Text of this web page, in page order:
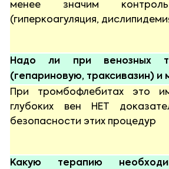
менее значим
(гиперкоагуляция,
Надо ли при венозных
(гепариновую, траксивазин) и
При тромбофлебитах это
глубоких вен НЕТ
безопасности этих процедур
Какую терапию